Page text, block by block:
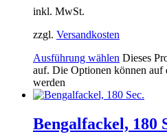
inkl. MwSt.
zzgl. Versandkosten
Ausführung wählen Dieses
auf. Die Optionen können auf
werden
Bengalfackel, 180